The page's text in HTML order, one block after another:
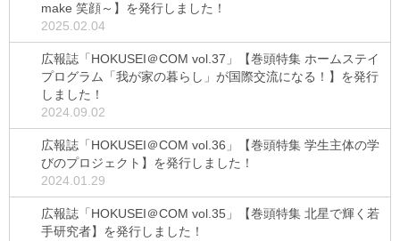
make 笑顔～】を発行しました！
2025.02.04
広報誌「HOKUSEI＠COM vol.37」【巻頭特集 ホームステイ
プログラム「我が家の暮らし」が国際交流になる！】を発行
しました！
2024.09.02
広報誌「HOKUSEI＠COM vol.36」【巻頭特集 学生主体の学
びのプロジェクト】を発行しました！
2024.01.29
広報誌「HOKUSEI＠COM vol.35」【巻頭特集 北星で輝く若
手研究者】を発行しました！